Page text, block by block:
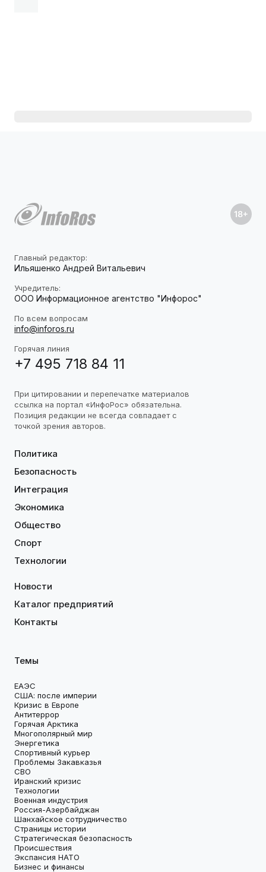
Главный редактор:
Ильяшенко Андрей Витальевич
Учредитель:
ООО Информационное агентство "Инфорос"
По всем вопросам
info@inforos.ru
Горячая линия
+7 495 718 84 11
При цитировании и перепечатке материалов
ссылка на портал «ИнфоРос» обязательна.
Позиция редакции не всегда совпадает с
точкой зрения авторов.
Политика
Безопасность
Интеграция
Экономика
Общество
Спорт
Технологии
Новости
Каталог предприятий
Контакты
Темы
ЕАЭС
США: после империи
Кризис в Европе
Антитеррор
Горячая Арктика
Многополярный мир
Энергетика
Спортивный курьер
Проблемы Закавказья
СВО
Иранский кризис
Технологии
Военная индустрия
Россия-Азербайджан
Шанхайское сотрудничество
Страницы истории
Стратегическая безопасность
Происшествия
Экспансия НАТО
Бизнес и финансы